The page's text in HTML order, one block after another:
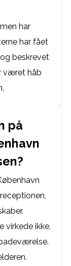
har
har fået
beskrevet
været håb
på
virkede ikke,